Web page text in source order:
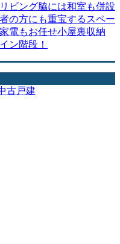
ビング脇には和室も併設
の方にも重宝するスペー
電もお任せ小屋裏収納
ン階段！
古戸建